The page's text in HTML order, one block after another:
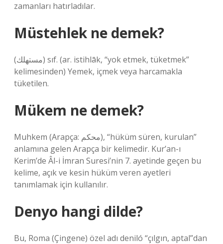
zamanları hatırladılar.
Müstehlek ne demek?
(ﻣﺴﺘﻬﻠﻚ) sıf. (ar. istihlāk, “yok etmek, tüketmek”
kelimesinden) Yemek, içmek veya harcamakla
tüketilen.
Mükem ne demek?
Muhkem (Arapça: محكم), “hüküm süren, kurulan”
anlamına gelen Arapça bir kelimedir. Kur’an-ı
Kerim’de Âl-i İmran Suresi’nin 7. ayetinde geçen bu
kelime, açık ve kesin hüküm veren ayetleri
tanımlamak için kullanılır.
Denyo hangi dilde?
Bu, Roma (Çingene) özel adı deniló “çılgın, aptal”dan